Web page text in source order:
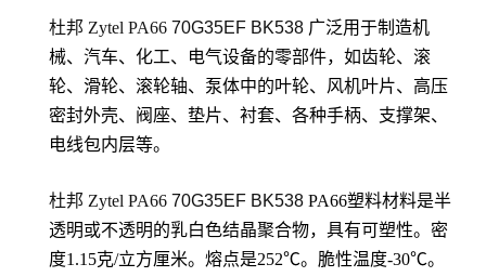
杜邦 Zytel PA66 70G35EF BK538 广泛用于制造机
械、汽车、化工、电气设备的零部件，如齿轮、滚
轮、滑轮、滚轮轴、泵体中的叶轮、风机叶片、高压
密封外壳、阀座、垫片、衬套、各种手柄、支撑架、
电线包内层等。
杜邦 Zytel PA66 70G35EF BK538 PA66塑料材料是半
透明或不透明的乳白色结晶聚合物，具有可塑性。密
度1.15克/立方厘米。熔点是252℃。脆性温度-30℃。